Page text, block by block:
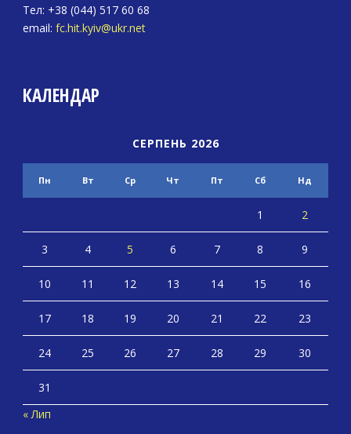
Тел: +38 (044) 517 60 68
email: fc.hit.kyiv@ukr.net
КАЛЕНДАР
СЕРПЕНЬ 2026
Пн Вт Ср Чт Пт Сб Нд
1 2
3 4 5 6 7 8 9
10 11 12 13 14 15 16
17 18 19 20 21 22 23
24 25 26 27 28 29 30
31
« Лип